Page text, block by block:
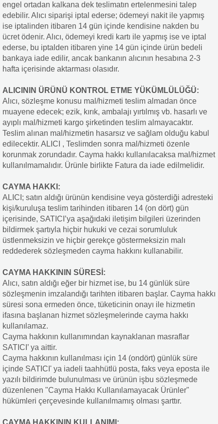
engel ortadan kalkana dek teslimatın ertelenmesini talep
edebilir. Alıcı siparişi iptal ederse; ödemeyi nakit ile yapmış
ise iptalinden itibaren 14 gün içinde kendisine nakden bu
ücret ödenir. Alıcı, ödemeyi kredi kartı ile yapmış ise ve iptal
ederse, bu iptalden itibaren yine 14 gün içinde ürün bedeli
bankaya iade edilir, ancak bankanın alıcının hesabına 2-3
hafta içerisinde aktarması olasıdır.
ALICININ ÜRÜNÜ KONTROL ETME YÜKÜMLÜLÜĞÜ:
Alıcı, sözleşme konusu mal/hizmeti teslim almadan önce
muayene edecek; ezik, kırık, ambalajı yırtılmış vb. hasarlı ve
ayıplı mal/hizmeti kargo şirketinden teslim almayacaktır.
Teslim alınan mal/hizmetin hasarsız ve sağlam olduğu kabul
edilecektir. ALICI , Teslimden sonra mal/hizmeti özenle
korunmak zorundadır. Cayma hakkı kullanılacaksa mal/hizmet
kullanılmamalıdır. Ürünle birlikte Fatura da iade edilmelidir.
CAYMA HAKKI:
ALICI; satın aldığı ürünün kendisine veya gösterdiği adresteki
kişi/kuruluşa teslim tarihinden itibaren 14 (on dört) gün
içerisinde, SATICI’ya aşağıdaki iletişim bilgileri üzerinden
bildirmek şartıyla hiçbir hukuki ve cezai sorumluluk
üstlenmeksizin ve hiçbir gerekçe göstermeksizin malı
reddederek sözleşmeden cayma hakkını kullanabilir.
CAYMA HAKKININ SÜRESİ:
Alıcı, satın aldığı eğer bir hizmet ise, bu 14 günlük süre
sözleşmenin imzalandığı tarihten itibaren başlar. Cayma hakkı
süresi sona ermeden önce, tüketicinin onayı ile hizmetin
ifasına başlanan hizmet sözleşmelerinde cayma hakkı
kullanılamaz.
Cayma hakkının kullanımından kaynaklanan masraflar
SATICI’ ya aittir.
Cayma hakkının kullanılması için 14 (ondört) günlük süre
içinde SATICI' ya iadeli taahhütlü posta, faks veya eposta ile
yazılı bildirimde bulunulması ve ürünün işbu sözleşmede
düzenlenen "Cayma Hakkı Kullanılamayacak Ürünler"
hükümleri çerçevesinde kullanılmamış olması şarttır.
CAYMA HAKKININ KULLANIMI: